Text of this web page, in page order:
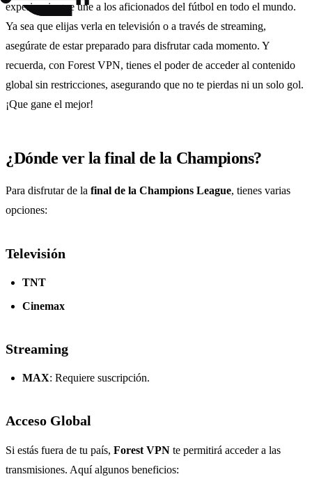
experiencia que une a los aficionados del fútbol en todo el mundo.
Ya sea que elijas verla en televisión o a través de streaming,
asegúrate de estar preparado para disfrutar cada momento. Y
recuerda, con Forest VPN, tienes el poder de acceder al contenido
global sin restricciones, asegurando que no te pierdas ni un solo gol.
¡Que gane el mejor!
¿Dónde ver la final de la Champions?
Para disfrutar de la final de la Champions League, tienes varias
opciones:
Televisión
TNT
Cinemax
Streaming
MAX: Requiere suscripción.
Acceso Global
Si estás fuera de tu país, Forest VPN te permitirá acceder a las
transmisiones. Aquí algunos beneficios: